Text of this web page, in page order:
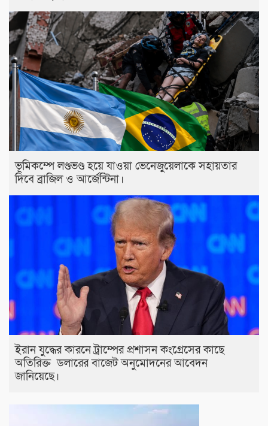
ভূমিকম্পে লণ্ডভণ্ড হয়ে যাওয়া ভেনেজুয়েলাকে সহায়তার
দিবে ব্রাজিল ও আর্জেন্টিনা।
ইরান যুদ্ধের কারনে ট্রাম্পের প্রশাসন কংগ্রেসের কাছে
অতিরিক্ত ডলারের বাজেট অনুমোদনের আবেদন
জানিয়েছে।